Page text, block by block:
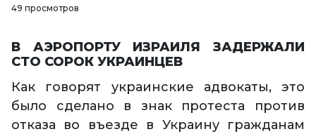
49 просмотров
В АЭРОПОРТУ ИЗРАИЛЯ ЗАДЕРЖАЛИ
СТО СОРОК УКРАИНЦЕВ
Как говорят украинские адвокаты, это
было сделано в знак протеста против
отказа во въезде в Украину гражданам